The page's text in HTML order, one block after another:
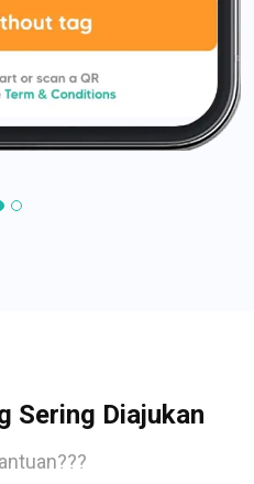
Sering Diajukan